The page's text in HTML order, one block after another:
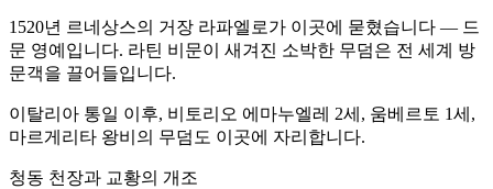
1520년 르네상스의 거장 라파엘로가 이곳에 묻혔습니다 — 드
문 영예입니다. 라틴 비문이 새겨진 소박한 무덤은 전 세계 방
문객을 끌어들입니다.
이탈리아 통일 이후, 비토리오 에마누엘레 2세, 움베르토 1세,
마르게리타 왕비의 무덤도 이곳에 자리합니다.
청동 천장과 교황의 개조